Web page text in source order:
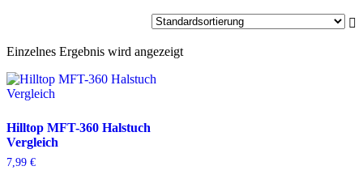
Einzelnes Ergebnis wird angezeigt
Hilltop MFT-360 Halstuch
Vergleich
7,99 €